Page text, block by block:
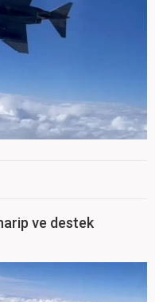
ve destek